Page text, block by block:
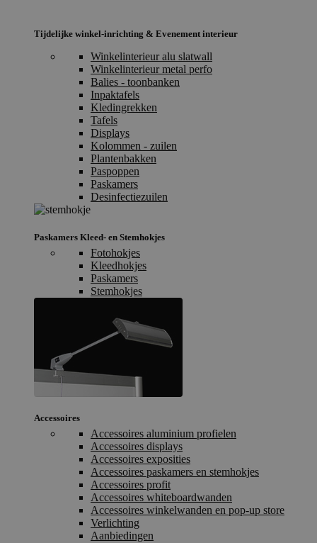
Tijdelijke winkel-inrichting & Evenement interieur
Winkelinterieur alu slatwall
Winkelinterieur metal perfo
Balies - toonbanken
Inpaktafels
Kledingrekken
Tafels
Displays
Kolommen - zuilen
Plantenbakken
Paspoppen
Paskamers
Desinfectiezuilen
Paskamers Kleed- en Stemhokjes
Fotohokjes
Kleedhokjes
Paskamers
Stemhokjes
Accessoires
Accessoires aluminium profielen
Accessoires displays
Accessoires exposities
Accessoires paskamers en stemhokjes
Accessoires profit
Accessoires whiteboardwanden
Accessoires winkelwanden en pop-up store
Verlichting
Aanbiedingen